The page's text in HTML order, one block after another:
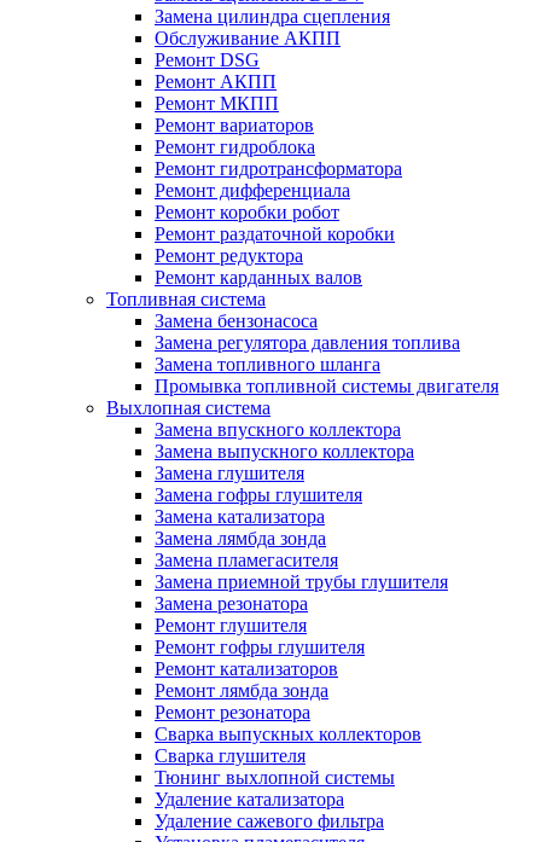
Замена цилиндра сцепления
Обслуживание АКПП
Ремонт DSG
Ремонт АКПП
Ремонт МКПП
Ремонт вариаторов
Ремонт гидроблока
Ремонт гидротрансформатора
Ремонт дифференциала
Ремонт коробки робот
Ремонт раздаточной коробки
Ремонт редуктора
Ремонт карданных валов
Топливная система
Замена бензонасоса
Замена регулятора давления топлива
Замена топливного шланга
Промывка топливной системы двигателя
Выхлопная система
Замена впускного коллектора
Замена выпускного коллектора
Замена глушителя
Замена гофры глушителя
Замена катализатора
Замена лямбда зонда
Замена пламегасителя
Замена приемной трубы глушителя
Замена резонатора
Ремонт глушителя
Ремонт гофры глушителя
Ремонт катализаторов
Ремонт лямбда зонда
Ремонт резонатора
Сварка выпускных коллекторов
Сварка глушителя
Тюнинг выхлопной системы
Удаление катализатора
Удаление сажевого фильтра